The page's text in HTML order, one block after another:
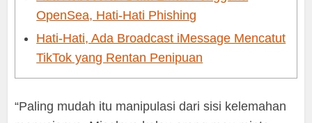
OpenSea, Hati-Hati Phishing
Hati-Hati, Ada Broadcast iMessage Mencatut
TikTok yang Rentan Penipuan
“Paling mudah itu manipulasi dari sisi kelemahan